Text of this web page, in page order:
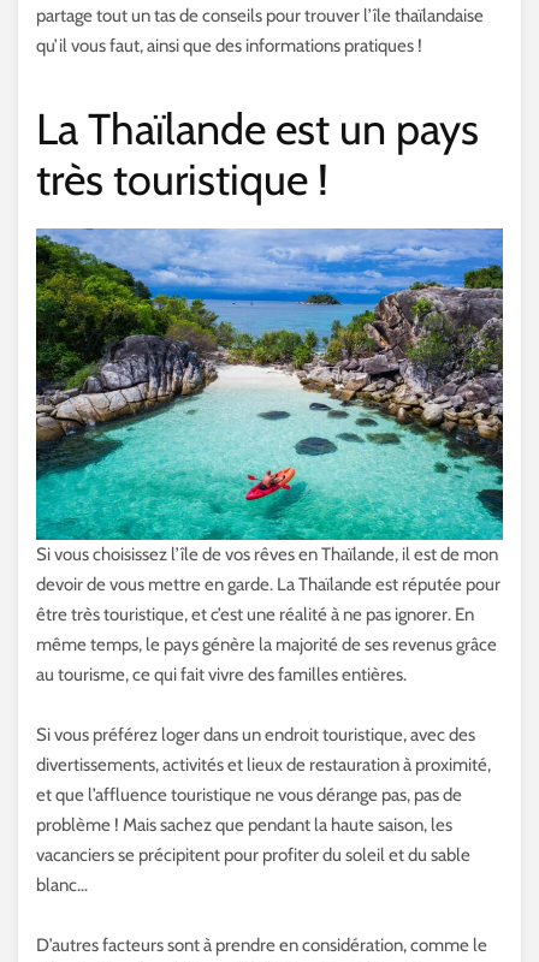
partage tout un tas de conseils pour trouver l’île thaïlandaise
qu’il vous faut, ainsi que des informations pratiques !
La Thaïlande est un pays
très touristique !
Si vous choisissez l’île de vos rêves en Thaïlande, il est de mon
devoir de vous mettre en garde. La Thaïlande est réputée pour
être très touristique, et c’est une réalité à ne pas ignorer. En
même temps, le pays génère la majorité de ses revenus grâce
au tourisme, ce qui fait vivre des familles entières.
Si vous préférez loger dans un endroit touristique, avec des
divertissements, activités et lieux de restauration à proximité,
et que l’affluence touristique ne vous dérange pas, pas de
problème ! Mais sachez que pendant la haute saison, les
vacanciers se précipitent pour profiter du soleil et du sable
blanc…
D’autres facteurs sont à prendre en considération, comme le